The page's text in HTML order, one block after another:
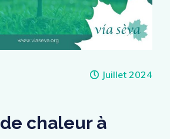
Juillet 2024
chaleur à